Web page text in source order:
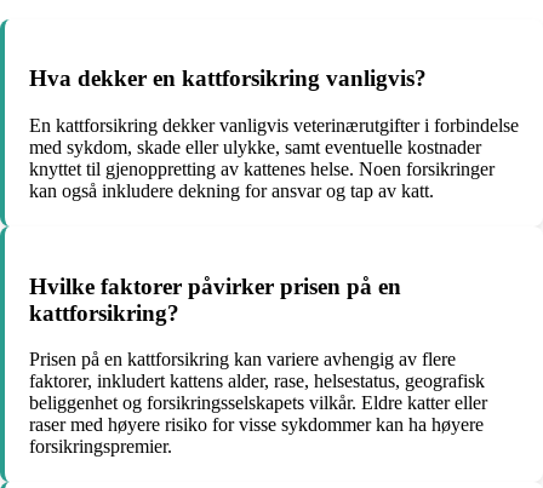
Hva dekker en kattforsikring vanligvis?
En kattforsikring dekker vanligvis veterinærutgifter i forbindelse
med sykdom, skade eller ulykke, samt eventuelle kostnader
knyttet til gjenoppretting av kattenes helse. Noen forsikringer
kan også inkludere dekning for ansvar og tap av katt.
Hvilke faktorer påvirker prisen på en
kattforsikring?
Prisen på en kattforsikring kan variere avhengig av flere
faktorer, inkludert kattens alder, rase, helsestatus, geografisk
beliggenhet og forsikringsselskapets vilkår. Eldre katter eller
raser med høyere risiko for visse sykdommer kan ha høyere
forsikringspremier.